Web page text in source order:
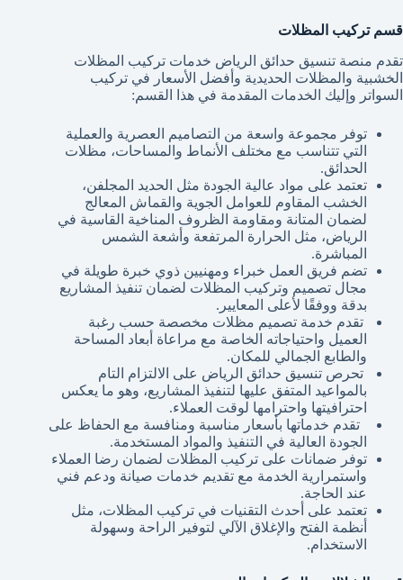
قسم تركيب المظلات
تقدم منصة تنسيق حدائق الرياض خدمات تركيب المظلات
الخشبية والمظلات الحديدية وأفضل الأسعار في تركيب
السواتر وإليك الخدمات المقدمة في هذا القسم:
توفر مجموعة واسعة من التصاميم العصرية والعملية
التي تتناسب مع مختلف الأنماط والمساحات، مظلات
الحدائق.
تعتمد على مواد عالية الجودة مثل الحديد المجلفن،
الخشب المقاوم للعوامل الجوية والقماش المعالج
لضمان المتانة ومقاومة الظروف المناخية القاسية في
الرياض، مثل الحرارة المرتفعة وأشعة الشمس
المباشرة.
تضم فريق العمل خبراء ومهنيين ذوي خبرة طويلة في
مجال تصميم وتركيب المظلات لضمان تنفيذ المشاريع
بدقة ووفقًا لأعلى المعايير.
تقدم خدمة تصميم مظلات مخصصة حسب رغبة
العميل واحتياجاته الخاصة مع مراعاة أبعاد المساحة
والطابع الجمالي للمكان.
تحرص تنسيق حدائق الرياض على الالتزام التام
بالمواعيد المتفق عليها لتنفيذ المشاريع، وهو ما يعكس
احترافيتها واحترامها لوقت العملاء.
تقدم خدماتها بأسعار مناسبة ومنافسة مع الحفاظ على
الجودة العالية في التنفيذ والمواد المستخدمة.
توفر ضمانات على تركيب المظلات لضمان رضا العملاء
واستمرارية الخدمة مع تقديم خدمات صيانة ودعم فني
عند الحاجة.
تعتمد على أحدث التقنيات في تركيب المظلات، مثل
أنظمة الفتح والإغلاق الآلي لتوفير الراحة وسهولة
الاستخدام.